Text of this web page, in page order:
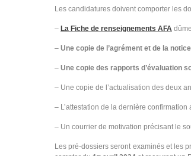
Les candidatures doivent comporter les
– La Fiche de renseignements AFA
– Une copie de l’agrément et de la
– Une copie des rapports d’évaluation
– Une copie de l’actualisation des deux
– L’attestation de la dernière confirmation
– Un courrier de motivation précisant le
Les pré-dossiers seront examinés et les